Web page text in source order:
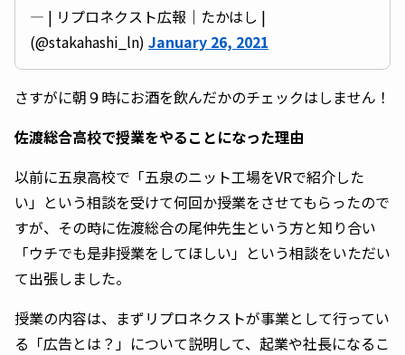
— | リプロネクスト広報｜たかはし |
(@stakahashi_ln) January 26, 2021
さすがに朝９時にお酒を飲んだかのチェックはしません！
佐渡総合高校で授業をやることになった理由
以前に五泉高校で「五泉のニット工場をVRで紹介した
い」という相談を受けて何回か授業をさせてもらったので
すが、その時に佐渡総合の尾仲先生という方と知り合い
「ウチでも是非授業をしてほしい」という相談をいただい
て出張しました。
授業の内容は、まずリプロネクストが事業として行ってい
る「広告とは？」について説明して、起業や社長になるこ